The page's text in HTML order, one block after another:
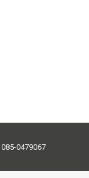
085-0479067